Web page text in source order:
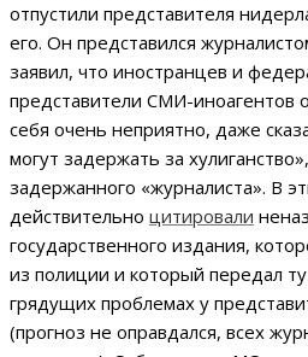
отпустили представителя
его. Он представился
заявил, что иностранцев и
представители СМИ-иноагентов
себя очень неприятно, даже
могут задержать за
задержанного «журналиста». В
действительно цитировали
государственного издания,
из полиции и который передал
грядущих проблемах у
(прогноз не оправдался, всех